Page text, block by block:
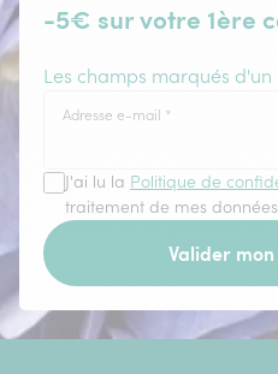
-5€ sur votre 1ère
Les champs marqués
Adresse e-mail *
J'ai lu la Politique de
traitement de mes
Valider